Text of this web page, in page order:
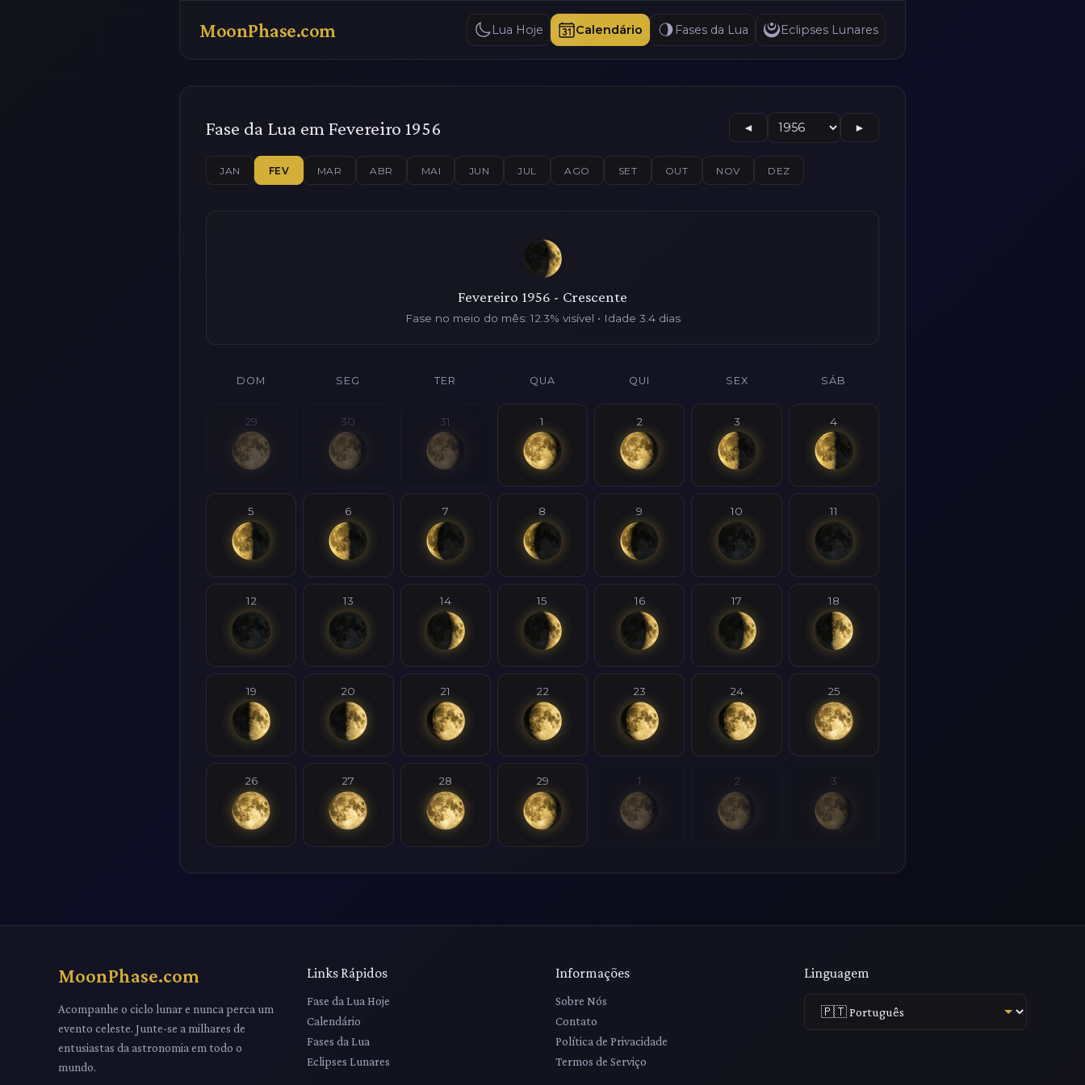
MoonPhase.com Lua Hoje Calendário Fases da Lua Eclipses Lunares
Fase da Lua em Fevereiro 1956 ◄ ►
JAN FEV MAR ABR MAI JUN JUL AGO SET OUT NOV DEZ
Fevereiro 1956 - Crescente
Fase no meio do mês: 12.3% visível • Idade 3.4 dias
DOM SEG TER QUA QUI SEX SÁB
29 30 31 1 2 3 4
5 6 7 8 9 10 11
12 13 14 15 16 17 18
19 20 21 22 23 24 25
26 27 28 29 1 2 3
MoonPhase.com
Acompanhe o ciclo lunar e nunca perca um
evento celeste. Junte-se a milhares de
entusiastas da astronomia em todo o
mundo.
Links Rápidos
Fase da Lua Hoje
Calendário
Fases da Lua
Eclipses Lunares
Informações
Sobre Nós
Contato
Política de Privacidade
Termos de Serviço
Linguagem